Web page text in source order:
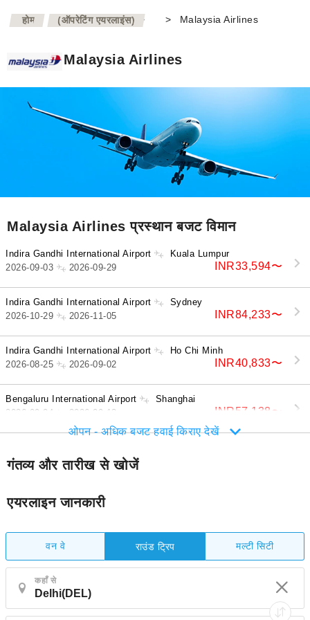
होम >
(ऑपरेटिंग एयरलाइंस) > Malaysia Airlines
Malaysia Airlines
Malaysia Airlines प्रस्थान बजट विमान
Indira Gandhi International Airport Kuala Lumpur
INR33,594〜
2026-09-03 2026-09-29
Indira Gandhi International Airport Sydney
INR84,233〜
2026-10-29 2026-11-05
Indira Gandhi International Airport Ho Chi Minh
INR40,833〜
2026-08-25 2026-09-02
Bengaluru International Airport Shanghai
INR57,138 〜
2026-09-04 2026-09-13
ओपन - अधिक बजट हवाई किराए देखें
गंतव्य और तारीख से खोजें
एयरलाइन जानकारी
वन वे राउंड ट्रिप मल्टी सिटी
कहाँ से